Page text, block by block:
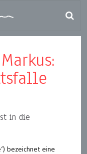
in die
bezeichnet eine